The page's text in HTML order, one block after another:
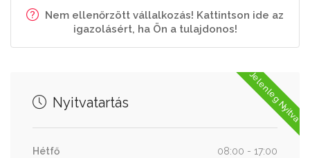
Nem ellenőrzött vállalkozás! Kattintson ide az
igazolásért, ha Ön a tulajdonos!
Jelenleg Nyitva
Nyitvatartás
Hétfő
08:00 - 17:00